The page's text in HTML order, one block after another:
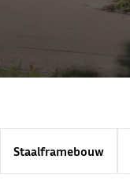
Staalframebouw